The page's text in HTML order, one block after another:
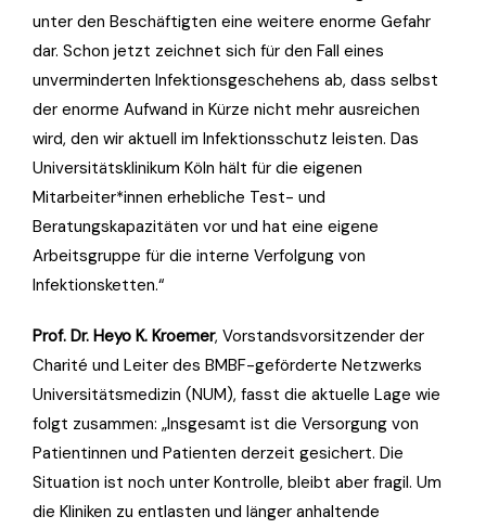
unter den Beschäftigten eine weitere enorme Gefahr
dar. Schon jetzt zeichnet sich für den Fall eines
unverminderten Infektionsgeschehens ab, dass selbst
der enorme Aufwand in Kürze nicht mehr ausreichen
wird, den wir aktuell im Infektionsschutz leisten. Das
Universitätsklinikum Köln hält für die eigenen
Mitarbeiter*innen erhebliche Test- und
Beratungskapazitäten vor und hat eine eigene
Arbeitsgruppe für die interne Verfolgung von
Infektionsketten.“
Prof. Dr. Heyo K. Kroemer, Vorstandsvorsitzender der
Charité und Leiter des BMBF-geförderte Netzwerks
Universitätsmedizin (NUM), fasst die aktuelle Lage wie
folgt zusammen: „Insgesamt ist die Versorgung von
Patientinnen und Patienten derzeit gesichert. Die
Situation ist noch unter Kontrolle, bleibt aber fragil. Um
die Kliniken zu entlasten und länger anhaltende